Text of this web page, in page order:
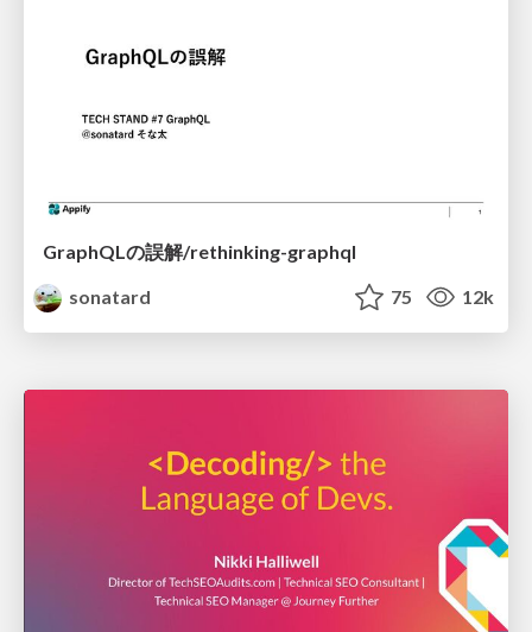
GraphQLの誤解/rethinking-graphql
sonatard
75 12k